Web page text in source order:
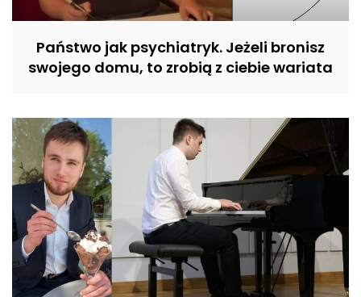
Państwo jak psychiatryk. Jeżeli bronisz
swojego domu, to zrobią z ciebie wariata